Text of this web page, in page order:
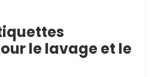
le lavage et le